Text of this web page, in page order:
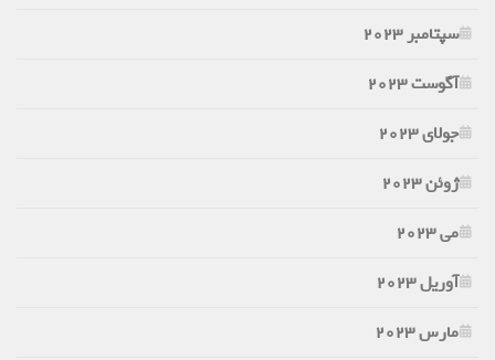
سپتامبر 2023
آگوست 2023
جولای 2023
ژوئن 2023
می 2023
آوریل 2023
مارس 2023